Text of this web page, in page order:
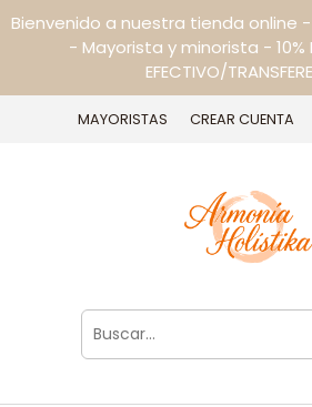
Bienvenido a nuestra tienda online
- Mayorista y minorista - 10%
EFECTIVO/
MAYORISTAS CREAR CUENTA